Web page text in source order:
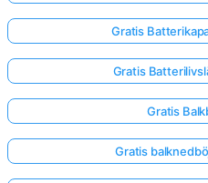
Gratis
Gratis
Gratis
Gratis